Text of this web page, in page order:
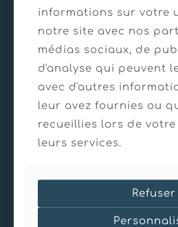
informations sur votre
notre site avec nos
médias sociaux, de
d'analyse qui peuvent
avec d'autres
leur avez fournies ou
recueillies lors de
leurs services.
Refuser